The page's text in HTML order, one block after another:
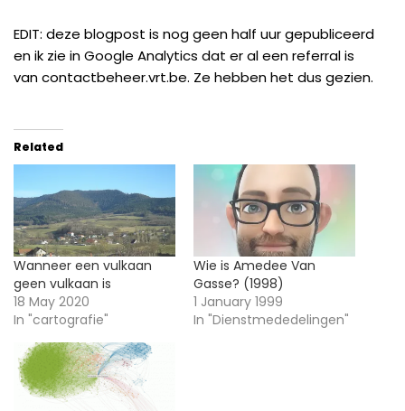
EDIT: deze blogpost is nog geen half uur gepubliceerd
en ik zie in Google Analytics dat er al een referral is
van contactbeheer.vrt.be. Ze hebben het dus gezien.
Related
Wanneer een vulkaan
geen vulkaan is
18 May 2020
In "cartografie"
Wie is Amedee Van
Gasse? (1998)
1 January 1999
In "Dienstmededelingen"